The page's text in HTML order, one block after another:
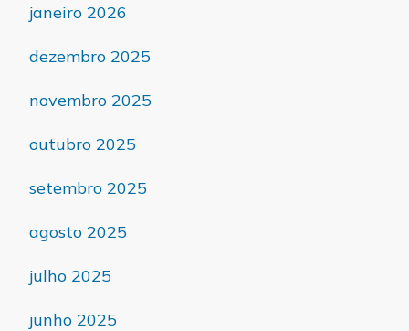
janeiro 2026
dezembro 2025
novembro 2025
outubro 2025
setembro 2025
agosto 2025
julho 2025
junho 2025